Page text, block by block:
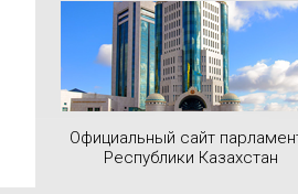
Официальный сайт
Республики Казахстан